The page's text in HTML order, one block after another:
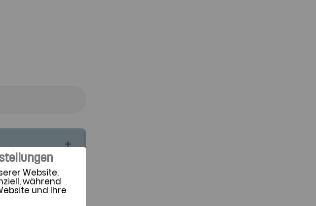
Website.
während
und Ihre